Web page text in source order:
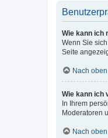
Wie kann ich
Wenn Sie
Seite
Nach oben
Wie kann ich
In Ihrem
Moderatoren
Nach oben